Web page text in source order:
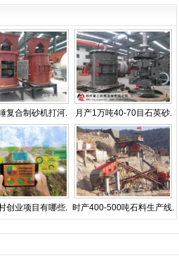
复合制砂机打河. 月产1万吨40-70目石英砂.
创业项目有哪些. 时产400-500吨石料生产线.